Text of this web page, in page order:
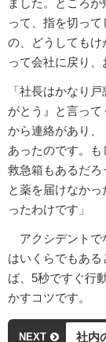
ました。ところ
って、指を切っ
の、どうしても
って会社に戻り、
「社長はかなり
がとう』と言っ
から連絡があり
あったのです。
救急箱もあるだろ
と薬を届けなか
ったわけです」
アクシデントで
はいくらでもあ
ば、5秒ですぐ行
かすコツです。
NEXT 社内